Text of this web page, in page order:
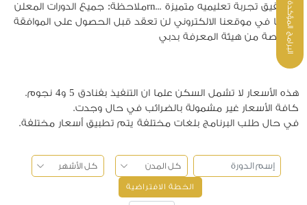
لتحقيق تجربة تعليميه متميزة ...rnملاحظة: جميع الدورات المعلن
عنها في موقعنا الالكتروني لن تعقد قبل الحصول على الموافقة
الخاصة من هيئة المعرفة بدبي
هذه الأسعار لا تشمل السكن علما ان التنفيذ بفنادق 5 و4 نجوم.
كافة الأسعار غير مشمولة بالضرائب في حال وجدت.
في حال طلب البرنامج بلغات مختلفة يتم تطبيق أسعار مختلفة.
الخطة الافتراضية
البرامج المؤكدة